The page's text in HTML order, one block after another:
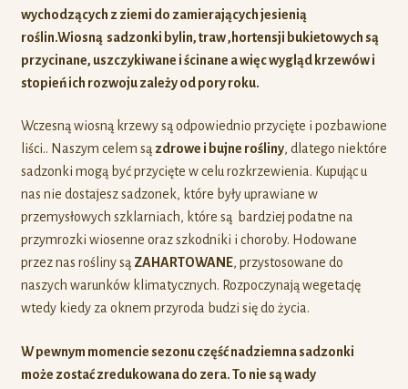
wychodzących z ziemi do zamierających jesienią
roślin.Wiosną sadzonki bylin, traw ,hortensji bukietowych są
przycinane, uszczykiwane i ścinane a więcwygląd krzewów i
stopień ich rozwoju zależy od pory roku.
Wczesną wiosną krzewy są odpowiednio przycięte i pozbawione
liści.. Naszym celem są zdrowe i bujne rośliny, dlatego niektóre
sadzonki mogą być przycięte w celu rozkrzewienia. Kupując u
nas nie dostajesz sadzonek, które były uprawiane w
przemysłowych szklarniach, które są bardziej podatne na
przymrozki wiosenne oraz szkodniki i choroby. Hodowane
przez nas rośliny są ZAHARTOWANE, przystosowane do
naszych warunków klimatycznych. Rozpoczynają wegetację
wtedy kiedy za oknem przyroda budzi się do życia.
W pewnym momencie sezonu część nadziemna sadzonki
może zostać zredukowana do zera. To nie są wady